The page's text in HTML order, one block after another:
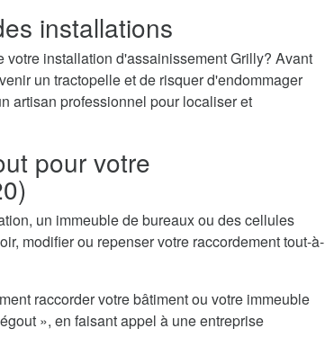
installations
installation d'assainissement Grilly? Avant
un tractopelle et de risquer d'endommager
artisan professionnel pour localiser et
pour votre
un immeuble de bureaux ou des cellules
modifier ou repenser votre raccordement tout-à-
raccorder votre bâtiment ou votre immeuble
», en faisant appel à une entreprise